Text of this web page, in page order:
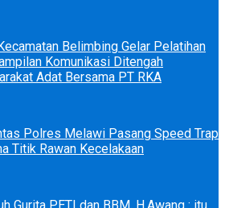
Belimbing Gelar Pelatihan
Komunikasi Ditengah
Adat Bersama PT RKA
Polres Melawi Pasang Speed Trap
Titik Rawan Kecelakaan